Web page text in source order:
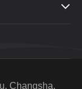

Changsha,